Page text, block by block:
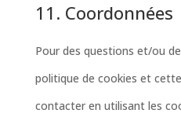
11. Coordonnées
Pour des questions et/ou
politique de cookies et
contacter en utilisant les